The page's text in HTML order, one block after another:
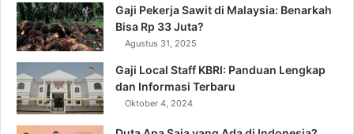
Gaji Pekerja Sawit di Malaysia: Benarkah
Bisa Rp 33 Juta?
Agustus 31, 2025
Gaji Local Staff KBRI: Panduan Lengkap
dan Informasi Terbaru
Oktober 4, 2024